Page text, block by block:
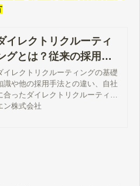
イレクトリクルーティ
グとは？従来の採用方
との比較・サービスの
び方
イレクトリクルーティングの基礎
識や他の採用手法との違い、自社
合ったダイレクトリクルーティン
サービスの選び方まで徹底解説し
ン株式会社